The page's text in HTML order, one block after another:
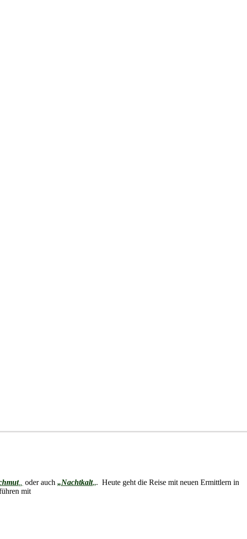
„ oder auch „Nachtkalt„. Heute geht die Reise mit neuen Ermittlern in
mit